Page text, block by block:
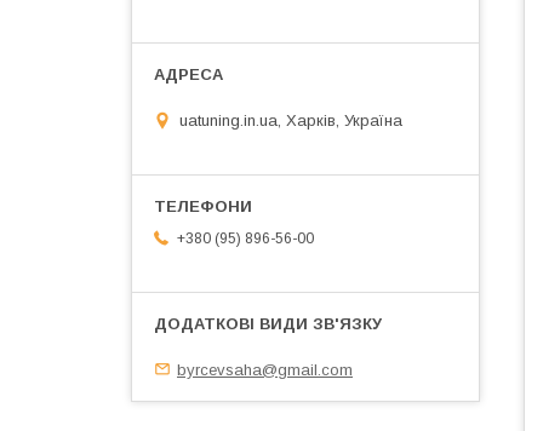
uatuning.in.ua, Харків, Україна
+380 (95) 896-56-00
byrcevsaha@gmail.com